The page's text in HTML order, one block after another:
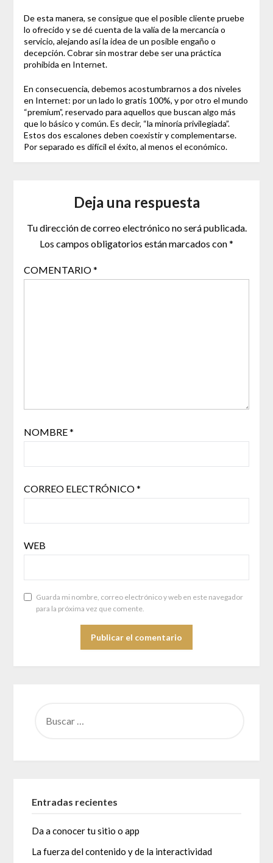
De esta manera, se consigue que el posible cliente pruebe
lo ofrecido y se dé cuenta de la valía de la mercancía o
servicio, alejando así la idea de un posible engaño o
decepción. Cobrar sin mostrar debe ser una práctica
prohibida en Internet.
En consecuencia, debemos acostumbrarnos a dos niveles
en Internet: por un lado lo gratis 100%, y por otro el mundo
“premium”, reservado para aquellos que buscan algo más
que lo básico y común. Es decir, “la minoría privilegiada”.
Estos dos escalones deben coexistir y complementarse.
Por separado es difícil el éxito, al menos el económico.
Deja una respuesta
Tu dirección de correo electrónico no será publicada.
Los campos obligatorios están marcados con*
COMENTARIO*
NOMBRE*
CORREO ELECTRÓNICO*
WEB
Guarda mi nombre, correo electrónico y web en este navegador
para la próxima vez que comente.
Entradas recientes
Da a conocer tu sitio o app
La fuerza del contenido y de la interactividad